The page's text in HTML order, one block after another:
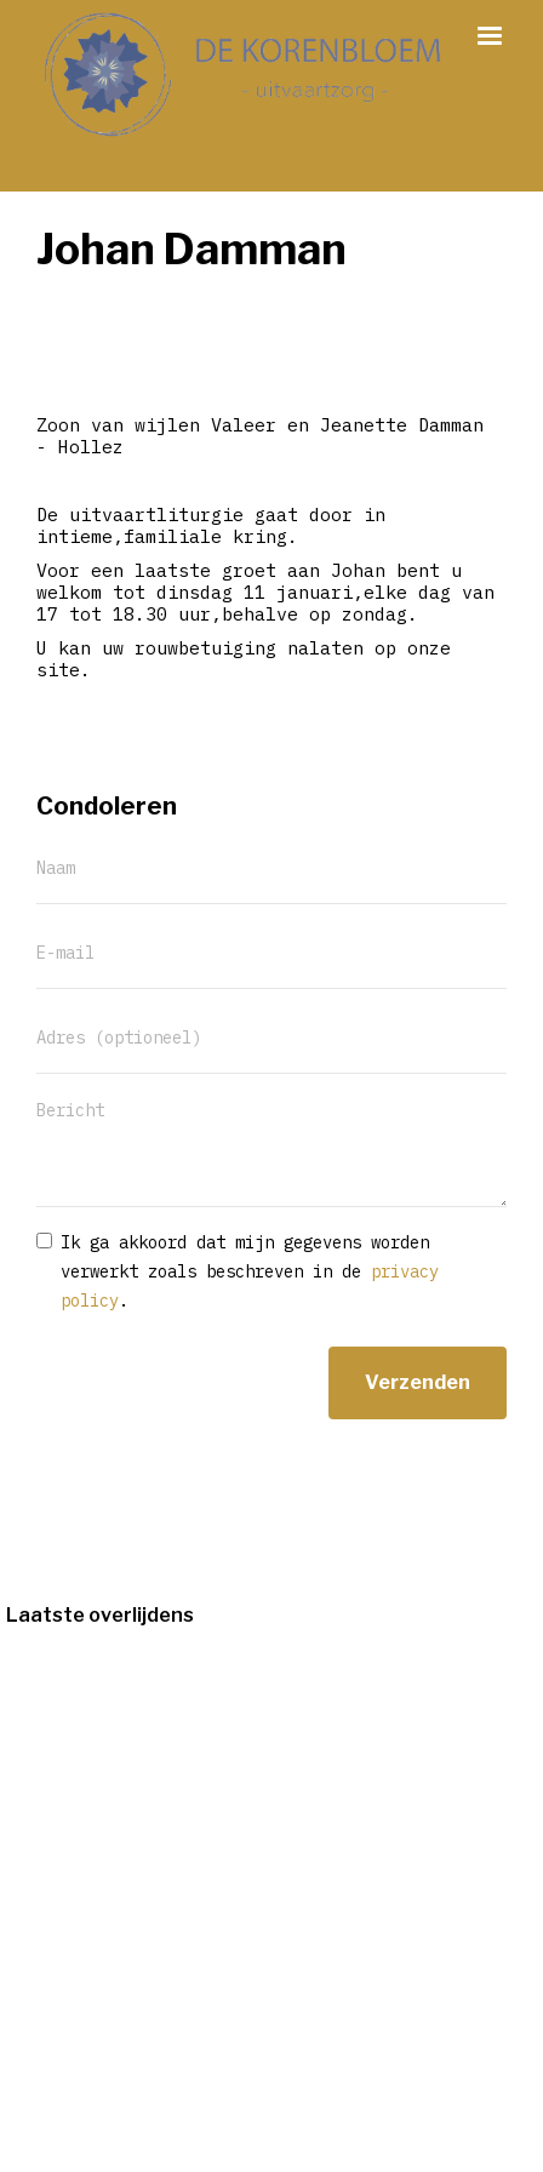
Johan Damman
Zoon van wijlen Valeer en Jeanette Damman
- Hollez
De uitvaartliturgie gaat door in
intieme,familiale kring.
Voor een laatste groet aan Johan bent u
welkom tot dinsdag 11 januari,elke dag van
17 tot 18.30 uur,behalve op zondag.
U kan uw rouwbetuiging nalaten op onze
site.
Condoleren
Ik ga akkoord dat mijn gegevens worden
verwerkt zoals beschreven in de privacy
policy.
Laatste overlijdens